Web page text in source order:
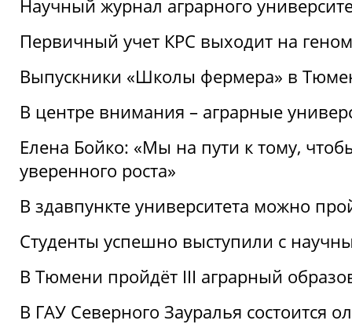
Научный журнал аграрного
Первичный учет КРС выходит на
Выпускники «Школы фермера» в
В центре внимания – аграрные
Елена Бойко: «Мы на пути к тому,
уверенного роста»
В здавпункте университета можно
Студенты успешно выступили с
В Тюмени пройдёт III аграрный
В ГАУ Северного Зауралья состоится